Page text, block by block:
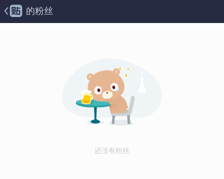
的粉丝
还没有粉丝